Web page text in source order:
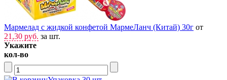
Мармелад с жидкой конфетой МармеЛанч (Китай) 30г от
21,30 руб. за шт.
Укажите
кол-во